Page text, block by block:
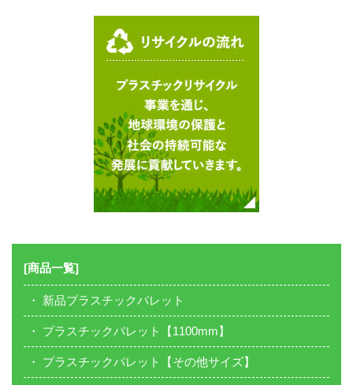
[商品一覧]
新品プラスチックパレット
プラスチックパレット【1100mm】
プラスチックパレット【その他サイズ】